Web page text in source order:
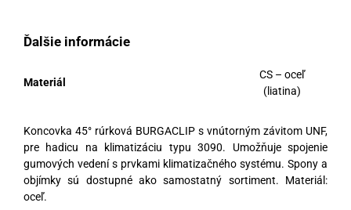
Ďalšie informácie
Materiál
CS – oceľ
(liatina)
Koncovka 45° rúrková BURGACLIP s vnútorným závitom UNF,
pre hadicu na klimatizáciu typu 3090. Umožňuje spojenie
gumových vedení s prvkami klimatizačného systému. Spony a
objímky sú dostupné ako samostatný sortiment. Materiál:
oceľ.